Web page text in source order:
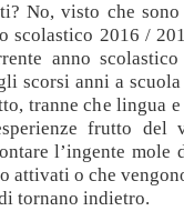
No, visto che
scolastico 2016 /
anno
scorsi anni a
tranne che lingua e
frutto del
l’ingente mole
attivati o che
tornano indietro.